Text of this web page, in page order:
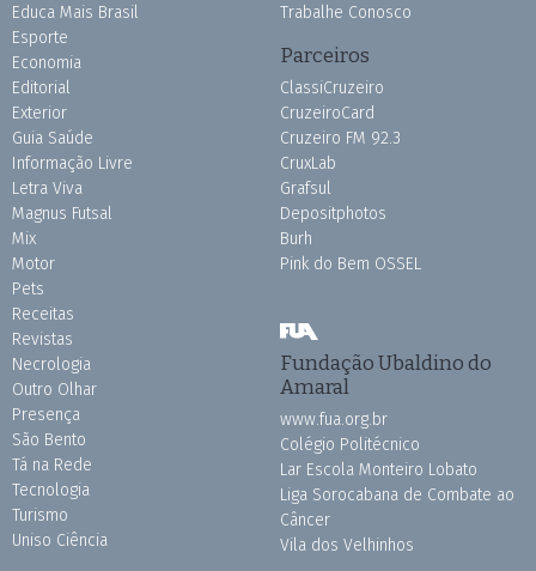
Educa Mais Brasil
Esporte
Economia
Editorial
Exterior
Guia Saúde
Informação Livre
Letra Viva
Magnus Futsal
Mix
Motor
Pets
Receitas
Revistas
Necrologia
Outro Olhar
Presença
São Bento
Tá na Rede
Tecnologia
Turismo
Uniso Ciência
Trabalhe Conosco
Parceiros
ClassiCruzeiro
CruzeiroCard
Cruzeiro FM 92.3
CruxLab
Grafsul
Depositphotos
Burh
Pink do Bem OSSEL
Fundação Ubaldino do
Amaral
www.fua.org.br
Colégio Politécnico
Lar Escola Monteiro Lobato
Liga Sorocabana de Combate ao
Câncer
Vila dos Velhinhos